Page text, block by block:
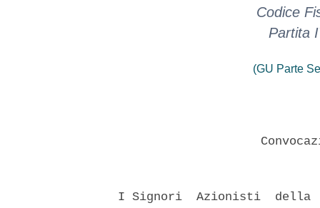
Codice
Partita
(GU Parte
I Signori  Azionisti  della